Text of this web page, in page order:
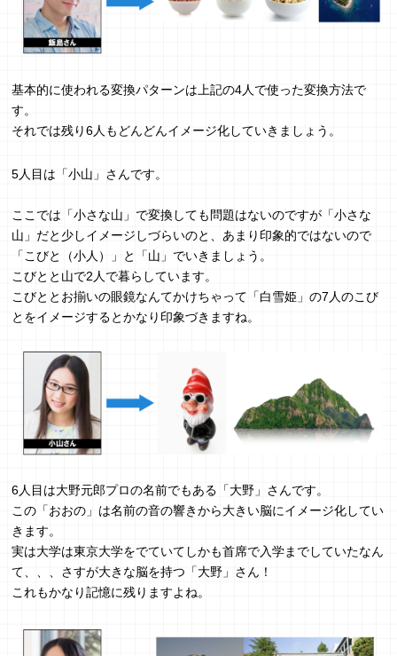
基本的に使われる変換パターンは上記の4人で使った変換方法で
す。
それでは残り6人もどんどんイメージ化していきましょう。
5人目は「小山」さんです。
ここでは「小さな山」で変換しても問題はないのですが「小さな
山」だと少しイメージしづらいのと、あまり印象的ではないので
「こびと（小人）」と「山」でいきましょう。
こびとと山で2人で暮らしています。
こびととお揃いの眼鏡なんてかけちゃって「白雪姫」の7人のこび
とをイメージするとかなり印象づきますね。
6人目は大野元郎プロの名前でもある「大野」さんです。
この「おおの」は名前の音の響きから大きい脳にイメージ化してい
きます。
実は大学は東京大学をでていてしかも首席で入学までしていたなん
て、、、さすが大きな脳を持つ「大野」さん！
これもかなり記憶に残りますよね。